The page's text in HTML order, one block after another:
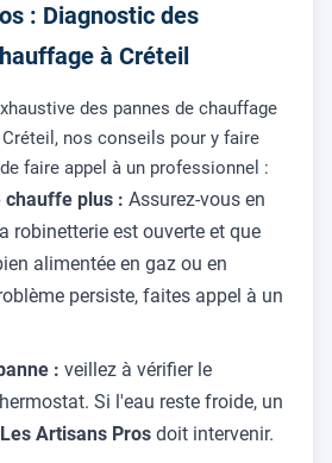
: Diagnostic des
à Créteil
des pannes de chauffage
nos conseils pour y faire
faire appel à un professionnel :
chauffe plus : Assurez-vous en
robinetterie est ouverte et que
alimentée en gaz ou en
persiste, faites appel à un
: veillez à vérifier le
Si l'eau reste froide, un
Les Artisans Pros doit intervenir.